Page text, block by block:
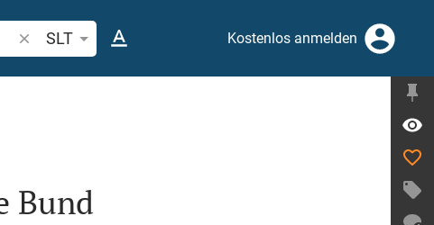
Bibelstelle oder Begriff suchen
SLT Kostenlos anmelden
Bund